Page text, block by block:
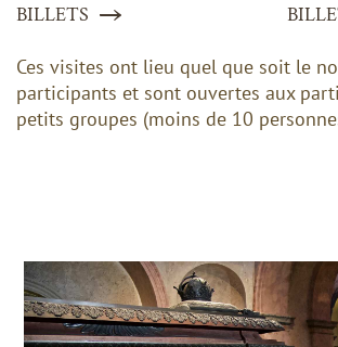
BILLETS
Ces visites ont lieu quel que soit le
participants et sont ouvertes aux
petits groupes (moins de 10